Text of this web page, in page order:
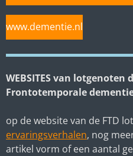
www.dementie.nl
WEBSITES van
Frontotemporale
op de website van de FTD
ervaringsverhalen, nog
artikel vorm of een aantal